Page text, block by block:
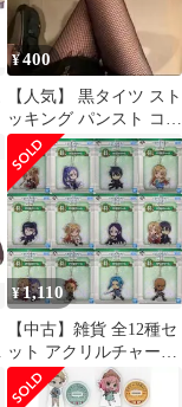
¥400
【人気】 黒タイツ スト
ッキング パンスト コス
プレ 網タイツ u
¥1,110
【中古】雑貨 全12種セ
ット アクリルチャーム
きゅんキャラいらすと
れーしょんず 「一番く